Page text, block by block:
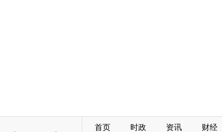
首页 时政 资讯 财经